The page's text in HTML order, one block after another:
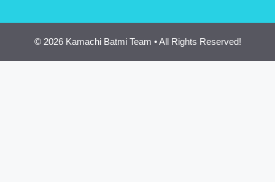
© 2026 Kamachi Batmi Team • All Rights Reserved!